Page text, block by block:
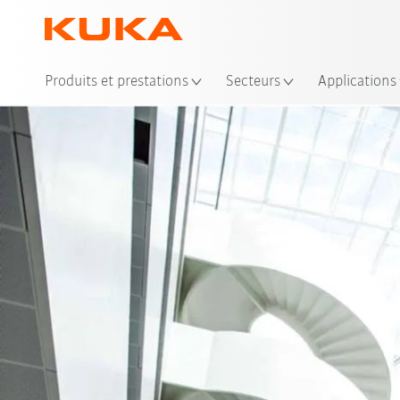
Produits et prestations Secteurs Applications
Systems